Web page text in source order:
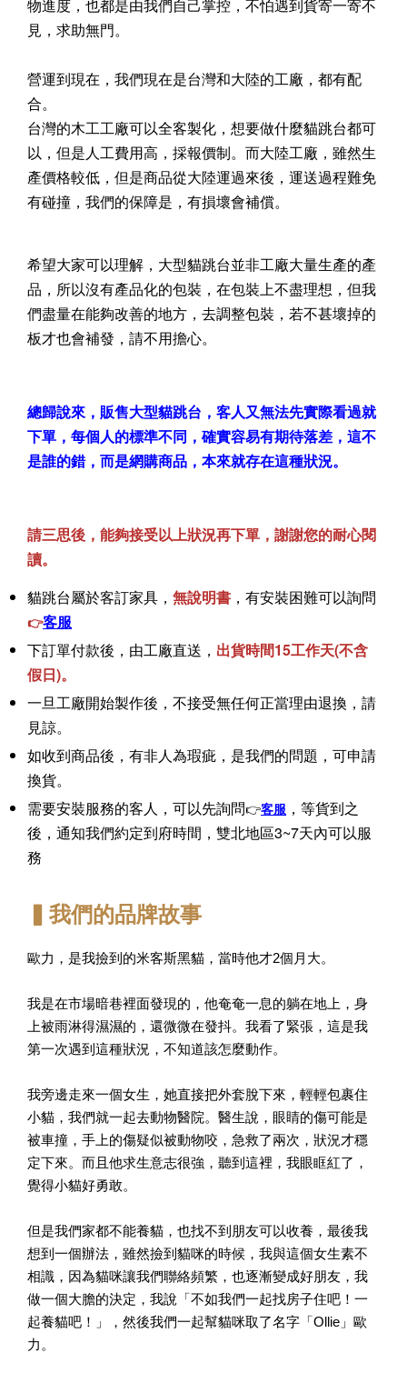
物進度，也都是由我們自己掌控，不怕遇到貨寄一寄不
見，求助無門。
營運到現在，我們現在是台灣和大陸的工廠，都有配
合。
台灣的木工工廠可以全客製化，想要做什麼貓跳台都可
以，但是人工費用高，採報價制。而大陸工廠，雖然生
產價格較低，但是商品從大陸運過來後，運送過程難免
有碰撞，我們的保障是，有損壞會補償。
希望大家可以理解，大型貓跳台並非工廠大量生產的產
品，所以沒有產品化的包裝，在包裝上不盡理想，但我
們盡量在能夠改善的地方，去調整包裝，若不甚壞掉的
板才也會補發，請不用擔心。
總歸說來，販售大型貓跳台，客人又無法先實際看過就
下單，每個人的標準不同，確實容易有期待落差，這不
是誰的錯，而是網購商品，本來就存在這種狀況。
請三思後，能夠接受以上狀況再下單，謝謝您的耐心閱
讀。
貓跳台屬於客訂家具， 無說明書 ，有安裝困難可以詢問
👉客服
下訂單付款後，由工廠直送， 出貨時間15工作天(不含
假日)。
一旦工廠開始製作後，不接受無任何正當理由退換，請
見諒。
如收到商品後，有非人為瑕疵，是我們的問題，可申請
換貨。
需要安裝服務的客人，可以先詢問👉客服 ，等貨到之
後，通知我們約定到府時間，雙北地區3~7天內可以服
務
▍我們的品牌故事
歐力，是我撿到的米客斯黑貓，當時他才2個月大。
我是在市場暗巷裡面發現的，他奄奄一息的躺在地上，身
上被雨淋得濕濕的，還微微在發抖。我看了緊張，這是我
第一次遇到這種狀況，不知道該怎麼動作。
我旁邊走來一個女生，她直接把外套脫下來，輕輕包裹住
小貓，我們就一起去動物醫院。醫生說，眼睛的傷可能是
被車撞，手上的傷疑似被動物咬，急救了兩次，狀況才穩
定下來。而且他求生意志很強，聽到這裡，我眼眶紅了，
覺得小貓好勇敢。
但是我們家都不能養貓，也找不到朋友可以收養，最後我
想到一個辦法，雖然撿到貓咪的時候，我與這個女生素不
相識，因為貓咪讓我們聯絡頻繁，也逐漸變成好朋友，我
做一個大膽的決定，我說「不如我們一起找房子住吧！一
起養貓吧！」，然後我們一起幫貓咪取了名字「Ollie」歐
力。